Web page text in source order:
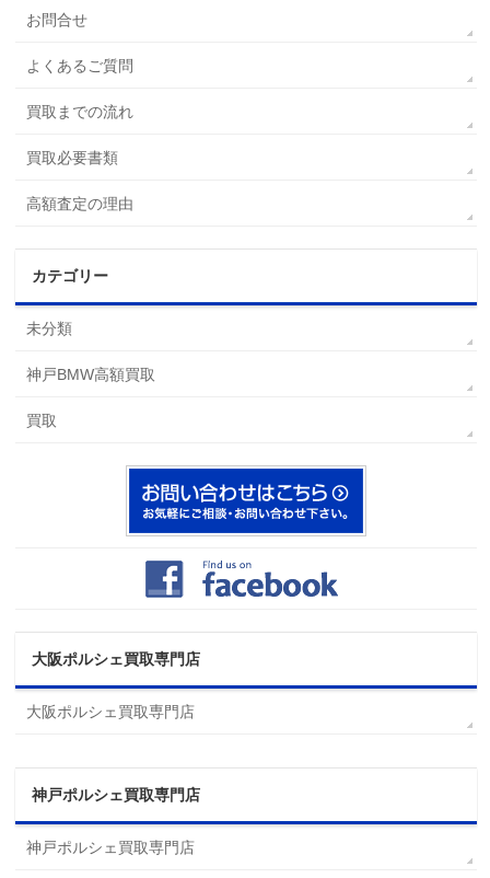
お問合せ
よくあるご質問
買取までの流れ
買取必要書類
高額査定の理由
カテゴリー
未分類
神戸BMW高額買取
買取
大阪ポルシェ買取専門店
大阪ポルシェ買取専門店
神戸ポルシェ買取専門店
神戸ポルシェ買取専門店